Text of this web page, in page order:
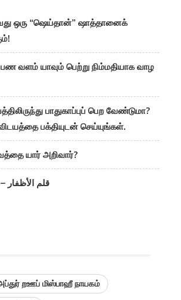
ஒரு “ஷெய்தான்” ஷாத்தானைக்
வளம் யாவும் பெற்று நிம்மதியாக வாழ
பாதுகாப்புப் பெற வேண்டுமா?
பக்தியுடன் செய்யுங்கள்.
யார் அறிவார்?
நகம் வெட்டும் முறை – قلم الأظفار
றஊப் மிஸ்பாஹீ நாயகம்